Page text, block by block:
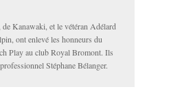
de Kanawaki, et le vétéran Adélard
ont enlevé les honneurs du
Play au club Royal Bromont. Ils
Stéphane Bélanger.